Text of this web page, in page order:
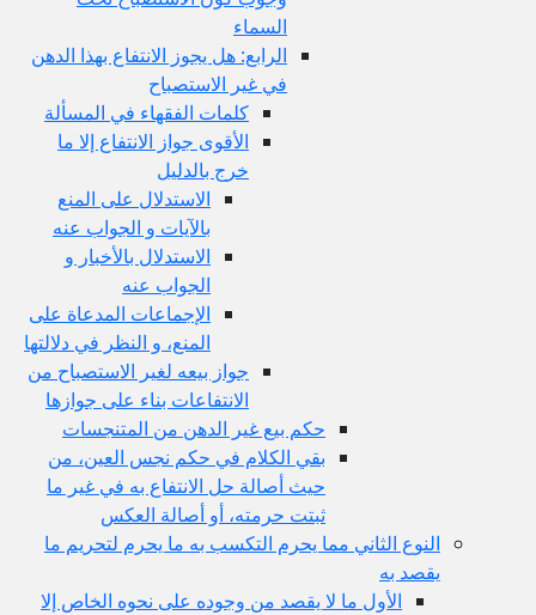
السماء
الرابع: هل يجوز الانتفاع بهذا الدهن
في غير الاستصباح
كلمات الفقهاء في المسألة
الأقوى جواز الانتفاع إلا ما
خرج بالدليل
الاستدلال على المنع
بالآيات و الجواب عنه
الاستدلال بالأخبار و
الجواب عنه
الإجماعات المدعاة على
المنع، و النظر في دلالتها
جواز بيعه لغير الاستصباح من
الانتفاعات بناء على جوازها
حكم بيع غير الدهن من المتنجسات
بقي الكلام في حكم نجس العين، من
حيث أصالة حل الانتفاع به في غير ما
ثبتت حرمته، أو أصالة العكس
النوع الثاني مما يحرم التكسب به ما يحرم لتحريم ما
يقصد به
الأول ما لا يقصد من وجوده على نحوه الخاص إلا